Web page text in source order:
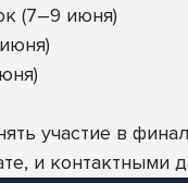
(7–9 июня)
участие в
и контактными